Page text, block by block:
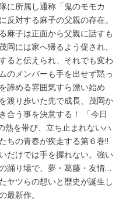
に所属し通称「鬼のモモカ
反対する麻子の父親の存在。
麻子は正面から父親に話すも
には家へ帰るよう促され、
ると伝えられ、それでも変わ
のメンバーも手を出せず黙っ
諦める雰囲気すら漂い始め
渡り歩いた先で成長、茂岡か
合う事を決意する！ 「今日
熱を帯び、立ち止まれないハ
ちの青春が疾走する第６巻!!
だけでは手を握れない。強い
踊り場で、夢・葛藤・友情…
ヤツらの想いと歴史が誕生し
最新作。